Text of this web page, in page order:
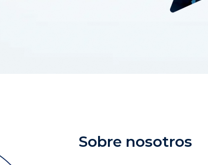
Sobre nosotros